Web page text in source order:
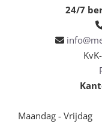
24/7

Maandag - Vrijdag